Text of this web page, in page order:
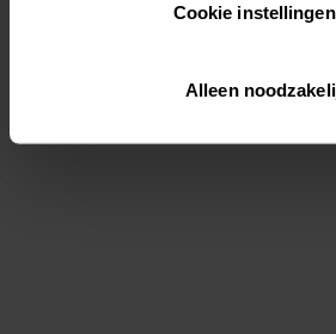
Lees hier meer over in ons
Via "Cookie instellingen" kun je ook
Cookie instellingen
Alleen